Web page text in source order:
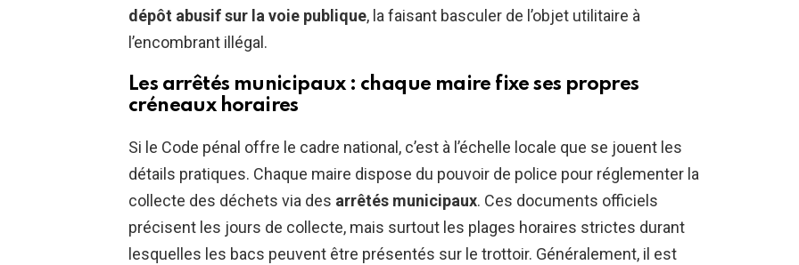
dépôt abusif sur la voie publique, la faisant basculer de l’objet utilitaire à
l’encombrant illégal.
Les arrêtés municipaux : chaque maire fixe ses propres
créneaux horaires
Si le Code pénal offre le cadre national, c’est à l’échelle locale que se jouent les
détails pratiques. Chaque maire dispose du pouvoir de police pour réglementer la
collecte des déchets via des arrêtés municipaux. Ces documents officiels
précisent les jours de collecte, mais surtout les plages horaires strictes durant
lesquelles les bacs peuvent être présentés sur le trottoir. Généralement, il est